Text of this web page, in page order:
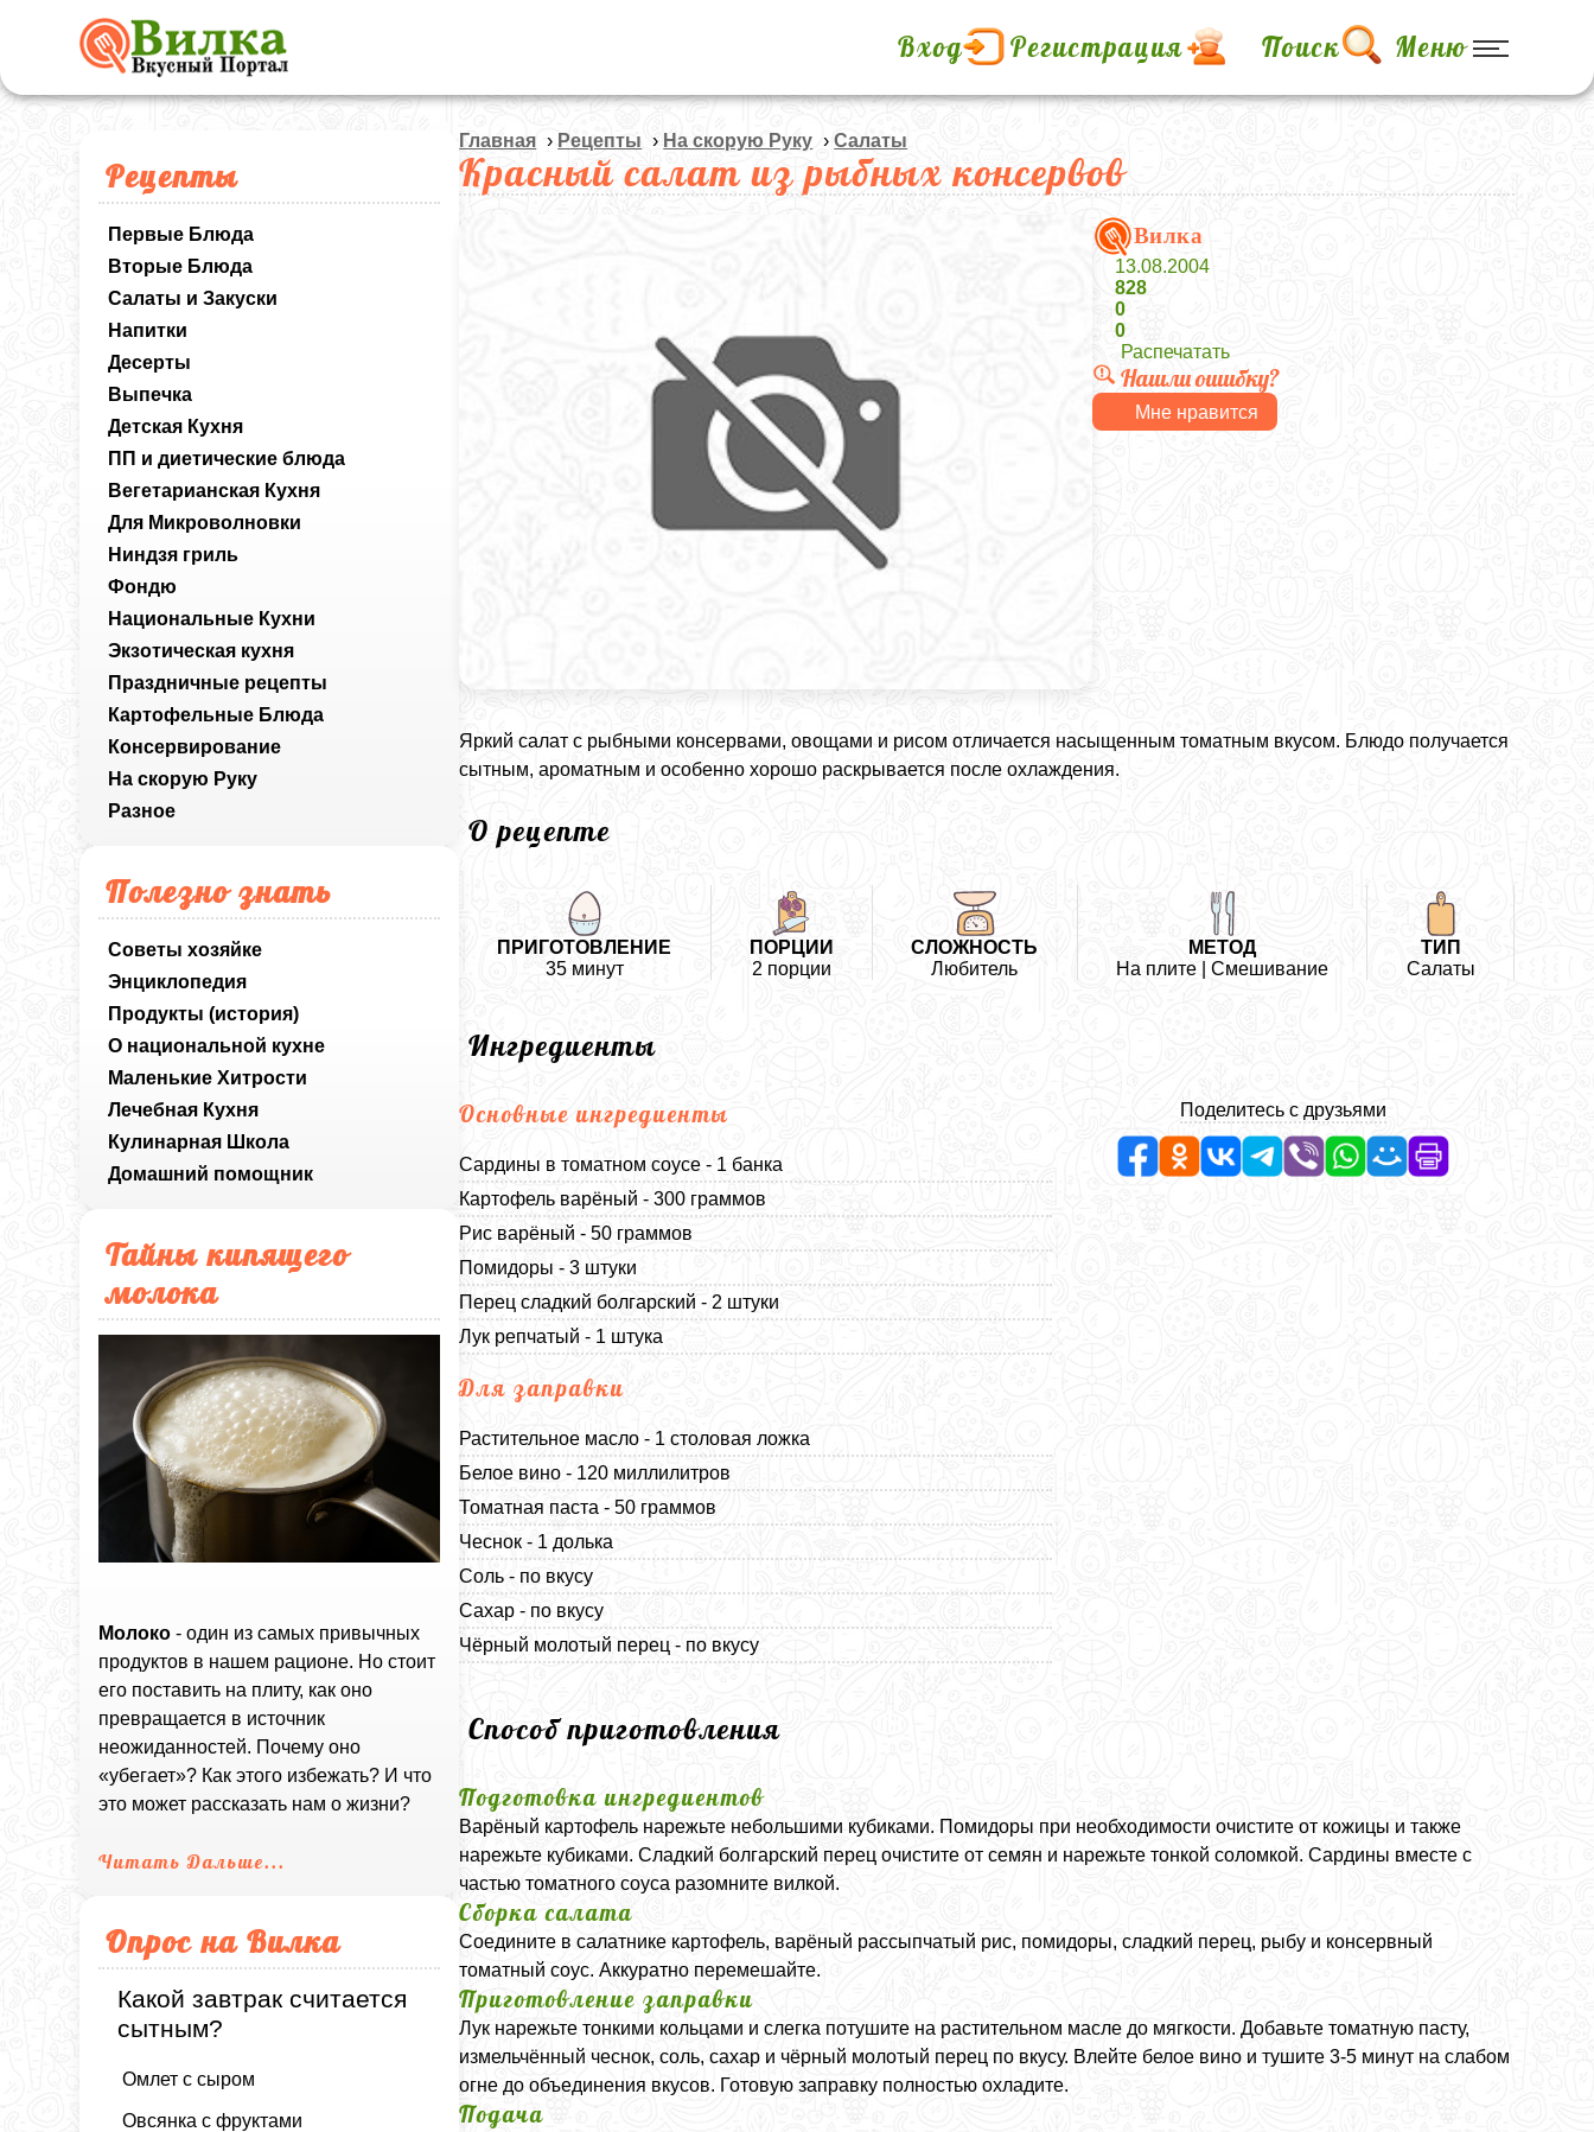
Вход Регистрация Поиск Меню
Рецепты
Первые Блюда
Вторые Блюда
Салаты и Закуски
Напитки
Десерты
Выпечка
Детская Кухня
ПП и диетические блюда
Вегетарианская Кухня
Для Микроволновки
Ниндзя гриль
Фондю
Национальные Кухни
Экзотическая кухня
Праздничные рецепты
Картофельные Блюда
Консервирование
На скорую Руку
Разное
Полезно знать
Советы хозяйке
Энциклопедия
Продукты (история)
О национальной кухне
Маленькие Хитрости
Лечебная Кухня
Кулинарная Школа
Домашний помощник
Тайны кипящего
молока
Молоко - один из самых привычных
продуктов в нашем рационе. Но стоит
его поставить на плиту, как оно
превращается в источник
неожиданностей. Почему оно
«убегает»? Как этого избежать? И что
это может рассказать нам о жизни?
Читать Дальше...
Опрос на Вилка
Какой завтрак считается
сытным?
Омлет с сыром
Овсянка с фруктами
Главная › Рецепты › На скорую Руку ›Салаты
Красный салат из рыбных консервов
Вилка
13.08.2004
828
0
0
Распечатать
Нашли ошибку?
Мне нравится
Яркий салат с рыбными консервами, овощами и рисом отличается насыщенным томатным вкусом. Блюдо получается
сытным, ароматным и особенно хорошо раскрывается после охлаждения.
О рецепте
ПРИГОТОВЛЕНИЕ
35 минут
ПОРЦИИ
2 порции
СЛОЖНОСТЬ
Любитель
МЕТОД
На плите | Смешивание
ТИП
Салаты
Ингредиенты
Основные ингредиенты
Сардины в томатном соусе - 1 банка
Картофель варёный - 300 граммов
Рис варёный - 50 граммов
Помидоры - 3 штуки
Перец сладкий болгарский - 2 штуки
Лук репчатый - 1 штука
Для заправки
Растительное масло - 1 столовая ложка
Белое вино - 120 миллилитров
Томатная паста - 50 граммов
Чеснок - 1 долька
Соль - по вкусу
Сахар - по вкусу
Чёрный молотый перец - по вкусу
Поделитесь с друзьями
Способ приготовления
Подготовка ингредиентов
Варёный картофель нарежьте небольшими кубиками. Помидоры при необходимости очистите от кожицы и также
нарежьте кубиками. Сладкий болгарский перец очистите от семян и нарежьте тонкой соломкой. Сардины вместе с
частью томатного соуса разомните вилкой.
Сборка салата
Соедините в салатнике картофель, варёный рассыпчатый рис, помидоры, сладкий перец, рыбу и консервный
томатный соус. Аккуратно перемешайте.
Приготовление заправки
Лук нарежьте тонкими кольцами и слегка потушите на растительном масле до мягкости. Добавьте томатную пасту,
измельчённый чеснок, соль, сахар и чёрный молотый перец по вкусу. Влейте белое вино и тушите 3-5 минут на слабом
огне до объединения вкусов. Готовую заправку полностью охладите.
Подача